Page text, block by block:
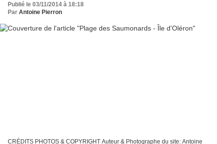
Publié le 03/11/2014 à 18:18
Par Antoine Pierron
CRÉDITS PHOTOS & COPYRIGHT Auteur & Photographe du site: Antoine